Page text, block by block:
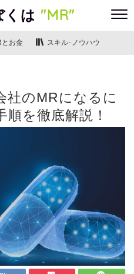
くは "MR"
とお金 スキル･ノウハウ
社のMRになるに
を徹底解説！